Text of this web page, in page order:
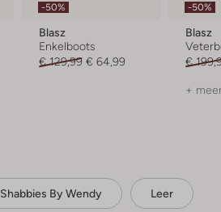
-50%
Blasz
Enkelboots
€ 129,99 € 64,99
-50%
Blasz
€
+
Shabbies By Wendy Leer